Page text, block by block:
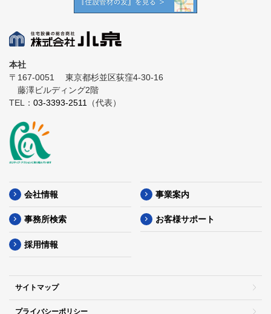
本社
〒167-0051
東京都杉並区荻窪4-30-16
藤澤ビルディング2階
TEL： 03-3393-2511 （代表）
会社情報 事業案内
事務所検索 お客様サポート
採用情報
サイトマップ
プライバシーポリシー